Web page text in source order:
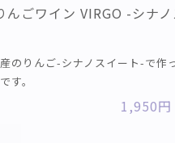
んごワイン VIRGO -シナノ
のりんご-シナノスイート-で作
す。
1,950円